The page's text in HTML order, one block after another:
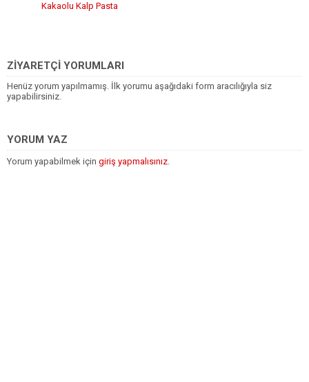
Kakaolu Kalp Pasta
ZİYARETÇİ YORUMLARI
Henüz yorum yapılmamış. İlk yorumu aşağıdaki form aracılığıyla siz
yapabilirsiniz.
YORUM YAZ
Yorum yapabilmek için giriş yapmalısınız.